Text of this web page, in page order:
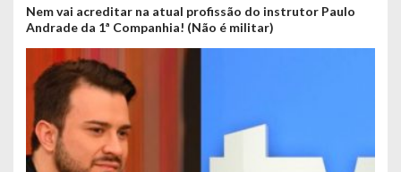
Nem vai acreditar na atual profissão do instrutor Paulo
Andrade da 1ª Companhia! (Não é militar)